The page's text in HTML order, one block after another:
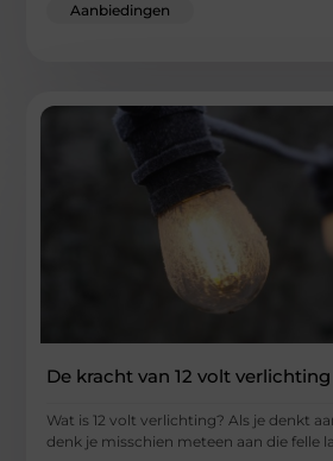
Aanbiedingen
De kracht van 12 volt
Wat is 12 volt verlichting? Als je denkt
denk je misschien meteen aan die felle